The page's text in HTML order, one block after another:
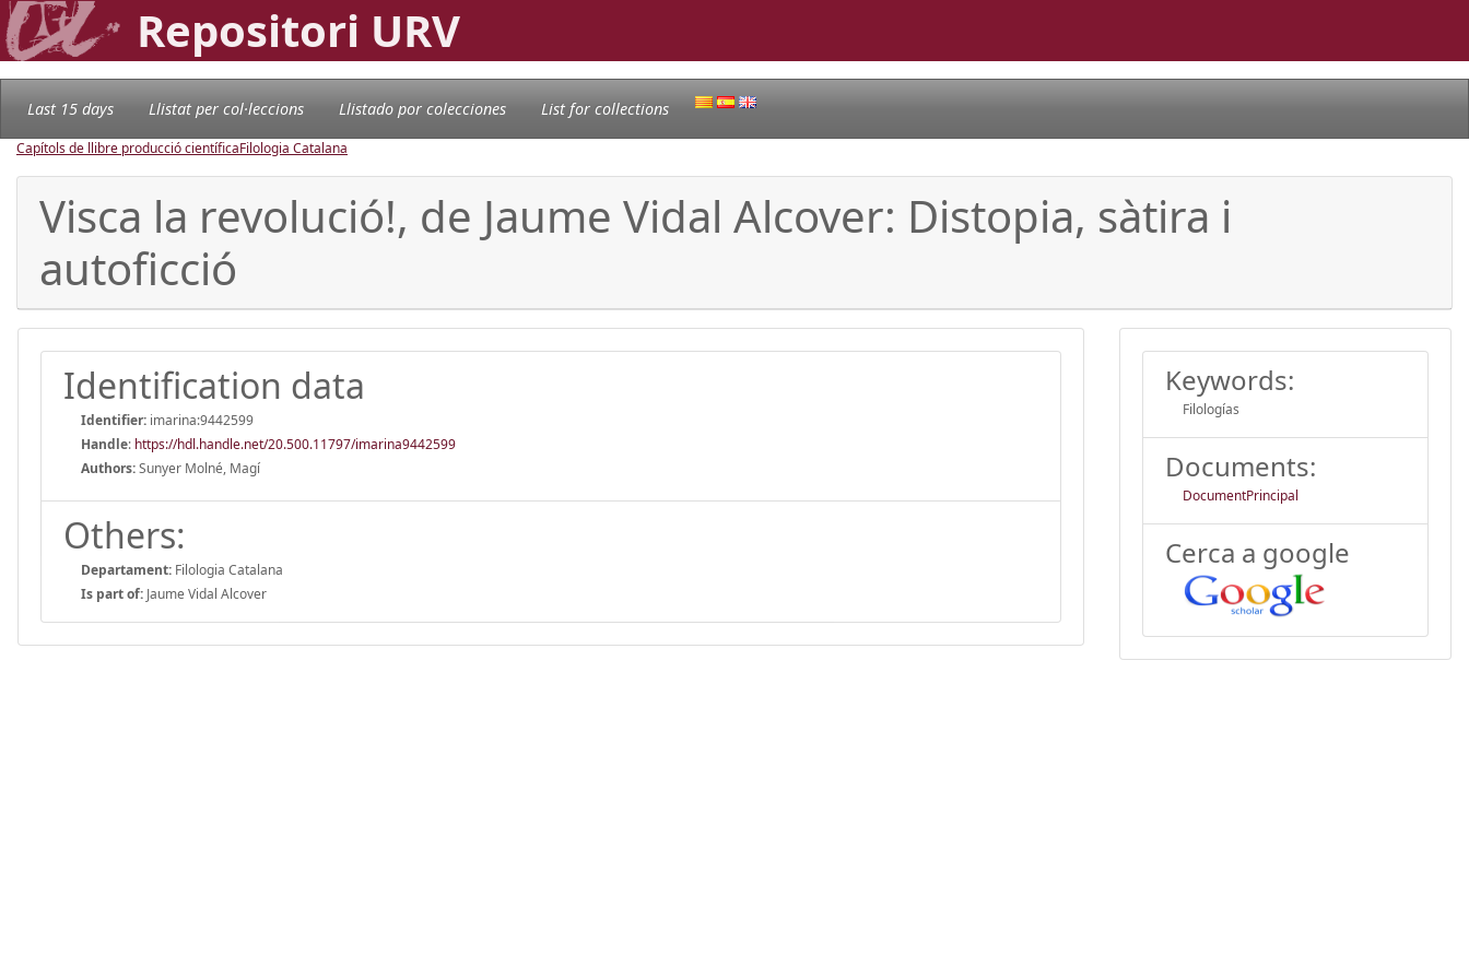
Repositori URV
Last 15 days Llistat per col·leccions Llistado por colecciones List for collections
Capítols de llibre producció científicaFilologia Catalana
Visca la revolució!, de Jaume Vidal Alcover: Distopia, sàtira i
autoficció
Identification data
Identifier: imarina:9442599
Handle: https://hdl.handle.net/20.500.11797/imarina9442599
Authors:Sunyer Molné, Magí
Others:
Departament: Filologia Catalana
Is part of: Jaume Vidal Alcover
Keywords:
Filologías
Documents:
DocumentPrincipal
Cerca a google